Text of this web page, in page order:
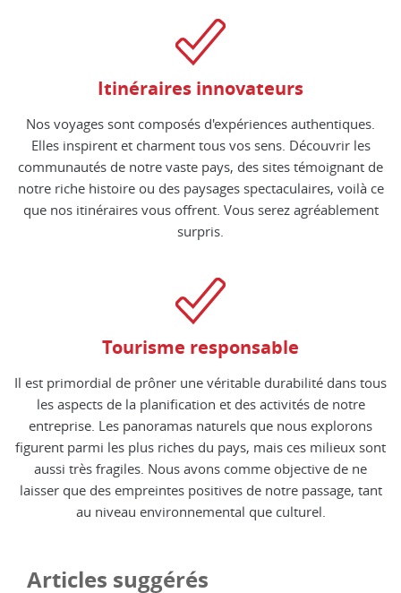
Itinéraires innovateurs
Nos voyages sont composés d'expériences authentiques.
Elles inspirent et charment tous vos sens. Découvrir les
communautés de notre vaste pays, des sites témoignant de
notre riche histoire ou des paysages spectaculaires, voilà ce
que nos itinéraires vous offrent. Vous serez agréablement
surpris.
Tourisme responsable
Il est primordial de prôner une véritable durabilité dans tous
les aspects de la planification et des activités de notre
entreprise. Les panoramas naturels que nous explorons
figurent parmi les plus riches du pays, mais ces milieux sont
aussi très fragiles. Nous avons comme objective de ne
laisser que des empreintes positives de notre passage, tant
au niveau environnemental que culturel.
Articles suggérés